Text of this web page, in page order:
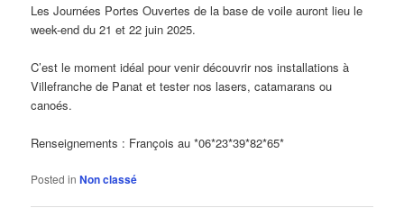
Les Journées Portes Ouvertes de la base de voile auront lieu le
week-end du 21 et 22 juin 2025.
C’est le moment idéal pour venir découvrir nos installations à
Villefranche de Panat et tester nos lasers, catamarans ou
canoés.
Renseignements : François au *06*23*39*82*65*
Posted in Non classé